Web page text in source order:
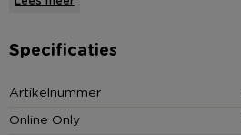
* Thema: Herfst
* Materiaal: Steen
* Tip: extra leuk met potpourri, ook
Specificaties
Artikelnummer
Online Only